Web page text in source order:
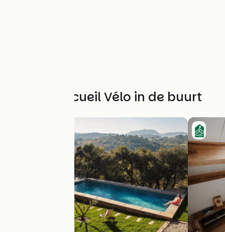
Andere Accueil Vélo in de buurt